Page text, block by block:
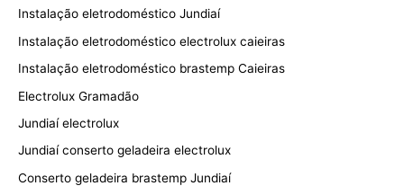
Instalação eletrodoméstico Jundiaí
Instalação eletrodoméstico electrolux caieiras
Instalação eletrodoméstico brastemp Caieiras
Electrolux Gramadão
Jundiaí electrolux
Jundiaí conserto geladeira electrolux
Conserto geladeira brastemp Jundiaí